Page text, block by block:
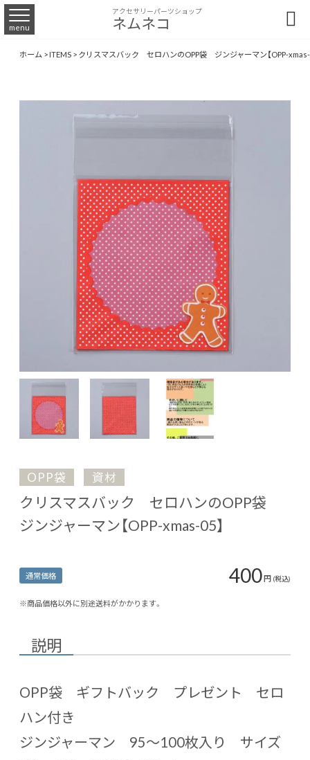
アクセサリーパーツショップ
ネムネコ
menu 
ホーム>ITEMS>クリスマスバック セロハンのOPP袋 ジンジャーマン【OPP-xmas-
OPP袋 資材
クリスマスバック セロハンのOPP袋
ジンジャーマン【OPP-xmas-05】
通常価格 400円 (税込)
※商品価格以外に別途送料がかかります。
説明
OPP袋 ギフトバック プレゼント セロ
ハン付き
ジンジャーマン 95～100枚入り サイズ